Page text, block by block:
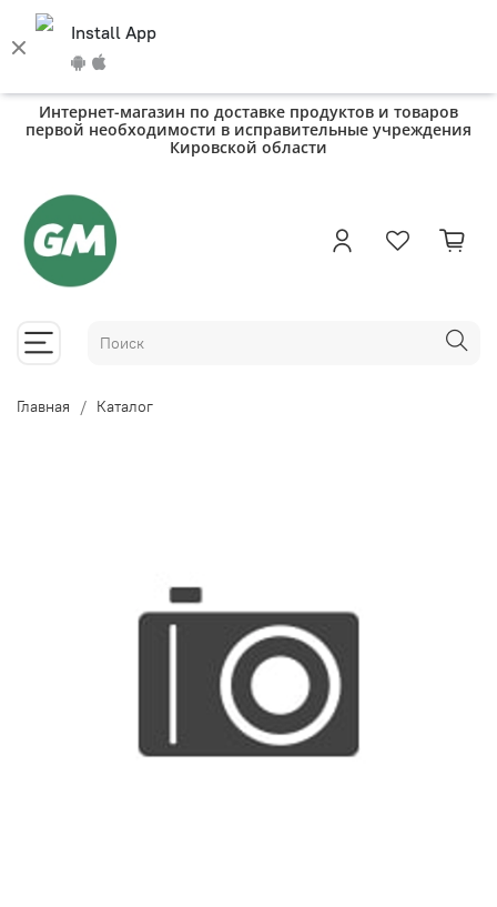
Install App
Интернет-магазин по доставке продуктов и товаров
первой необходимости в исправительные учреждения
Кировской области
Главная Каталог